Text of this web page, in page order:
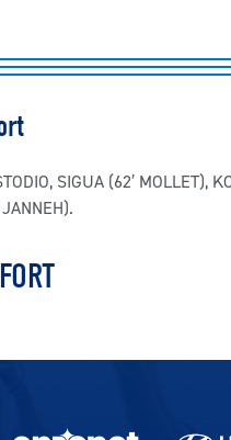
SIGUA (62′ MOLLET),